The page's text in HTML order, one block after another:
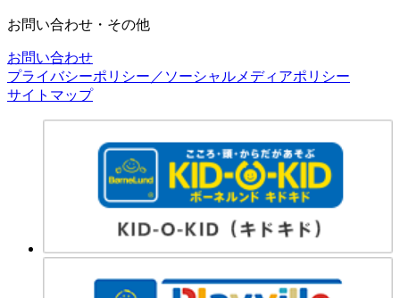
お問い合わせ・その他
お問い合わせ
プライバシーポリシー／ソーシャルメディアポリシー
サイトマップ